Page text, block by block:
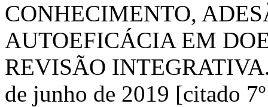
CONHECIMENTO,
AUTOEFICÁCIA EM
REVISÃO
de junho de 2019 [citado